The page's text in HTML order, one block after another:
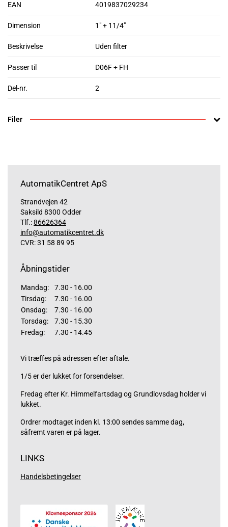
EAN 4019837029234
Dimension 1" + 11/4"
Beskrivelse Uden filter
Passer til D06F + FH
Del-nr. 2
Filer
AutomatikCentret ApS
Strandvejen 42
Saksild 8300 Odder
Tlf.:86626364
info@automatikcentret.dk
CVR: 31 58 89 95
Åbningstider
Mandag:
7.30 - 16.00
Tirsdag:
7.30 - 16.00
Onsdag:
7.30 - 16.00
Torsdag:
7.30 - 15.30
Fredag:
7.30 - 14.45
Vi træffes på adressen efter aftale.
1/5 er der lukket for forsendelser.
Fredag efter Kr. Himmelfartsdag og Grundlovsdag holder vi
lukket.
Ordrer modtaget inden kl. 13:00 sendes samme dag,
såfremt varen er på lager.
LINKS
Handelsbetingelser